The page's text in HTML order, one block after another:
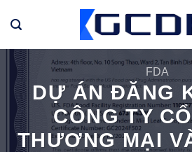
qua
dung
FDA
DỰ ÁN ĐĂNG
CÔNG TY
THƯƠNG MẠI